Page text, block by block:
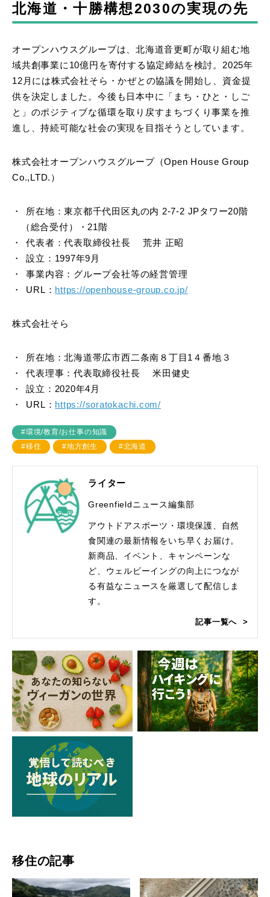
北海道・十勝構想2030の実現の先
オープンハウスグループは、北海道音更町が取り組む地
域共創事業に10億円を寄付する協定締結を検討。2025年
12月には株式会社そら・かぜとの協議を開始し、資金提
供を決定しました。今後も日本中に「まち・ひと・しご
と」のポジティブな循環を取り戻すまちづくり事業を推
進し、持続可能な社会の実現を目指そうとしています。
株式会社オープンハウスグループ（Open House Group
Co.,LTD.）
所在地：東京都千代田区丸の内 2-7-2 JPタワー20階
（総合受付）・21階
代表者：代表取締役社長 荒井 正昭
設立：1997年9月
事業内容：グループ会社等の経営管理
URL： https://openhouse-group.co.jp/
株式会社そら
所在地：北海道帯広市西二条南８丁目1４番地３
代表理事：代表取締役社長 米田健史
設立：2020年4月
URL： https://soratokachi.com/
#環境/教育/お仕事の知識
#移住
#地方創生 #北海道
ライター
Greenfieldニュース編集部
アウトドアスポーツ・環境保護、自然
食関連の最新情報をいち早くお届け。
新商品、イベント、キャンペーンな
ど、ウェルビーイングの向上につなが
る有益なニュースを厳選して配信しま
す。
記事一覧へ
移住の記事